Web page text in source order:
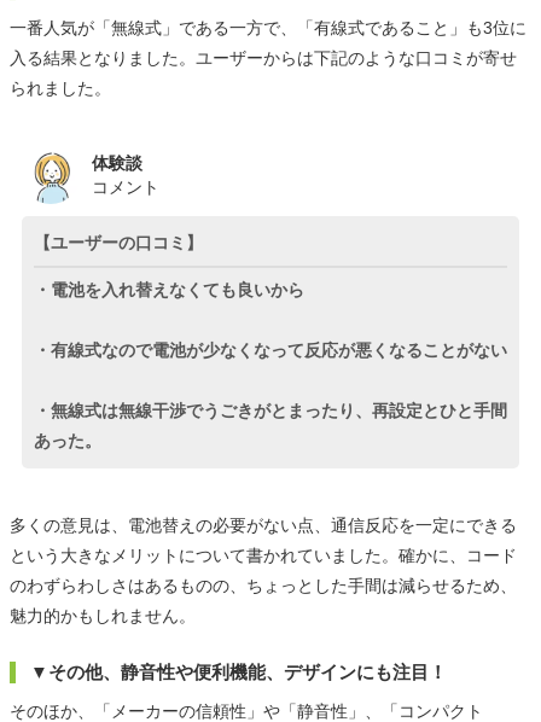
一番人気が「無線式」である一方で、「有線式であること」も3位に
入る結果となりました。ユーザーからは下記のような口コミが寄せ
られました。
体験談
コメント
【ユーザーの口コミ】
・電池を入れ替えなくても良いから
・有線式なので電池が少なくなって反応が悪くなることがない
・無線式は無線干渉でうごきがとまったり、再設定とひと手間
あった。
多くの意見は、電池替えの必要がない点、通信反応を一定にできる
という大きなメリットについて書かれていました。確かに、コード
のわずらわしさはあるものの、ちょっとした手間は減らせるため、
魅力的かもしれません。
▼その他、静音性や便利機能、デザインにも注目！
そのほか、「メーカーの信頼性」や「静音性」、「コンパクト